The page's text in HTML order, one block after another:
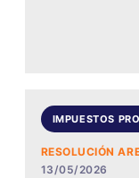
IMPUESTOS
RESOLUCIÓN
13/05/2026